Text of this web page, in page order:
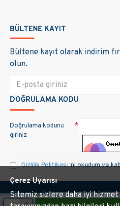
BÜLTENE KAYIT
Bültene kayıt olarak indirim
olun.
DOĞRULAMA KODU
Doğrulama kodunu
giriniz
Gizlilik Politikası'ni okudum ve
Çerez Uyarısı
Sitemiz sizlere daha iyi hizmet